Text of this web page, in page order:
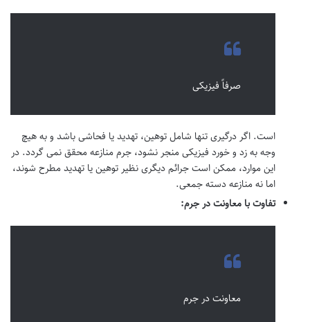
صرفاً فیزیکی
است. اگر درگیری تنها شامل توهین، تهدید یا فحاشی باشد و به هیچ
وجه به زد و خورد فیزیکی منجر نشود، جرم منازعه محقق نمی گردد. در
این موارد، ممکن است جرائم دیگری نظیر توهین یا تهدید مطرح شوند،
اما نه منازعه دسته جمعی.
تفاوت با معاونت در جرم:
معاونت در جرم